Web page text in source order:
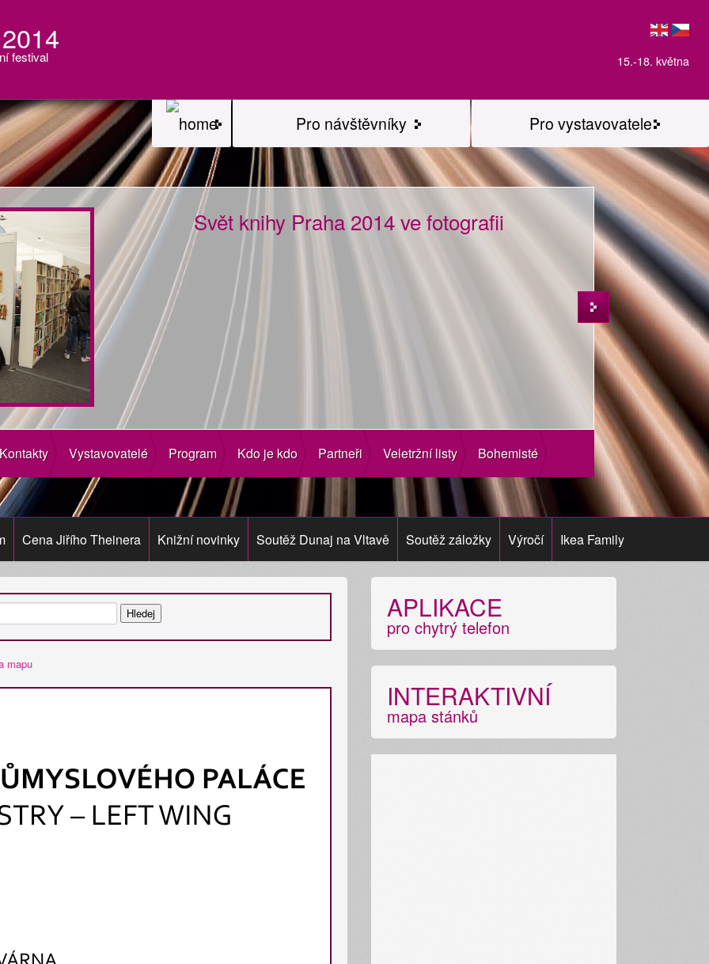
15.-18. května
festival
Pro vystavovatele
Pro návštěvníky
Svět knihy Praha 2014 ve fotografii
Kontakty Vystavovatelé Program Kdo je kdo Partneři Veletržní listy Bohemisté
Cena Jiřího Theinera Knižní novinky Soutěž Dunaj na Vltavě Soutěž záložky Výročí Ikea Family
mapu
APLIKACE
pro chytrý telefon
INTERAKTIVNÍ
mapa stánků